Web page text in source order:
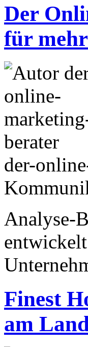
Der
für
der-
Analyse-
Finest
am